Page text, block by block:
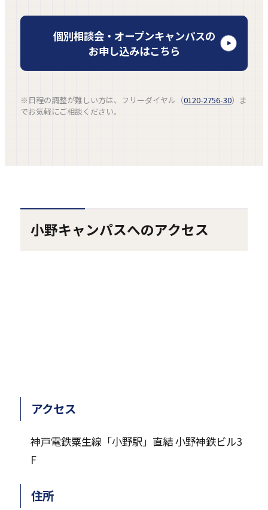
外
ト
を
開
個別相談会・オープンキャンパスの
お申し込みはこちら
※日程の調整が難しい方は、フリーダイヤル（0120-2756-30）ま
でお気軽にご相談ください。
小野キャンパスへのアクセス
アクセス
神戸電鉄粟生線「小野駅」直結 小野神鉄ビル3
F
住所